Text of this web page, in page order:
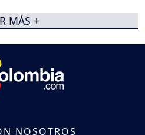
MÁS +
NOSOTROS